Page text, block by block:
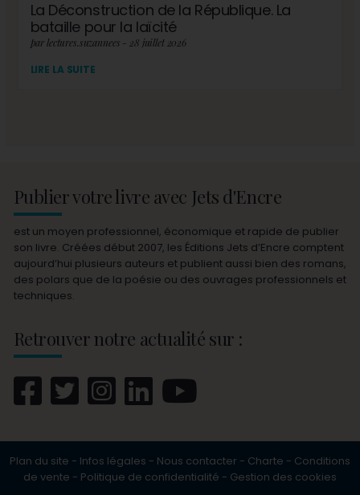
La Déconstruction de la République. La
bataille pour la laïcité
par lectures.suzannees - 28 juillet 2026
LIRE LA SUITE
Publier votre livre avec Jets d'Encre
est un moyen professionnel, économique et rapide de publier
son livre. Créées début 2007, les Éditions Jets d’Encre comptent
aujourd’hui plusieurs auteurs et publient aussi bien des romans,
des polars que de la poésie ou des ouvrages professionnels et
techniques.
Retrouver notre actualité sur :
Plan du site - Infos légales - Nous contacter - Charte - Conditions
de vente - Politique de confidentialité - Gestion des cookies